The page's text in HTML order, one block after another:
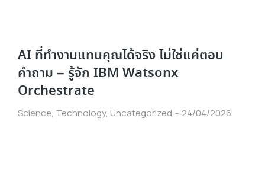
AI ที่ทำงานแทนคุณได้จริง ไม่ใช่แค่ตอบ
คำถาม – รู้จัก IBM Watsonx
Orchestrate
Science, Technology, Uncategorized 24/04/2026